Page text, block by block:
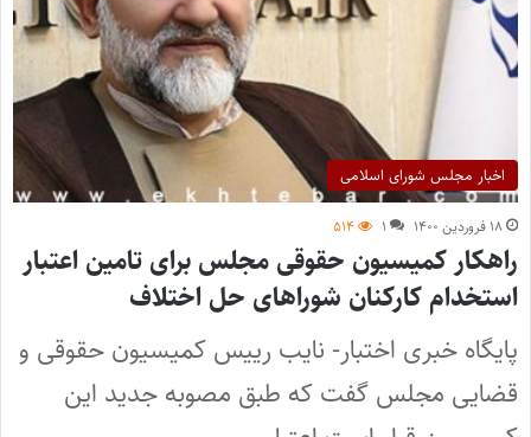
اخبار مجلس شورای اسلامی
۱۸ فروردین ۱۴۰۰ ۱ ۵۱۴
راهکار کمیسیون حقوقی مجلس برای تامین اعتبار
استخدام کارکنان شوراهای حل اختلاف
پایگاه خبری اختبار- نایب رییس کمیسیون حقوقی و
قضایی مجلس گفت که طبق مصوبه جدید این